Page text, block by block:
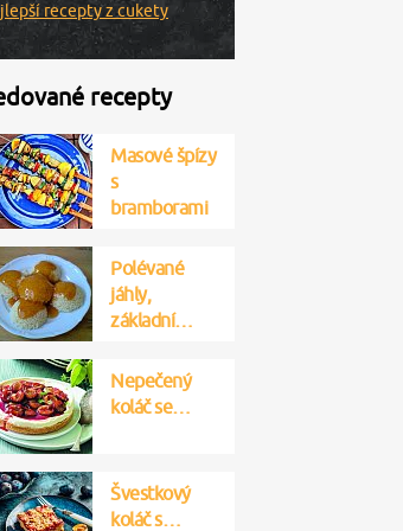
recepty z cukety
recepty
Masové špízy
s
bramborami
Polévané
jáhly,
základní…
Nepečený
koláč se…
Švestkový
koláč s…